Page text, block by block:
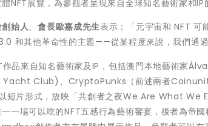
NFT展覽，為參觀者呈現來自全球知名藝術家和IP
始人、會長歐嘉成先生表示：「元宇宙和 NFT 可
和其他革命性的主題——從某程度來說，我們通過
品來自知名藝術家及IP，包括澳門本地藝術家
Club)、CryptoPunks（前述兩者
短片形式，放映「共創者之夜We Are What We
一場可以吃的NFT五感行為藝術饗宴，後者為帝